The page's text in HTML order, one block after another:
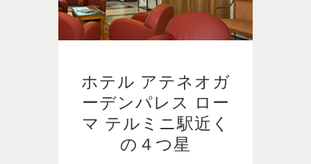
ホテル アテネオガ
ーデンパレス ロー
マ テルミニ駅近く
の４つ星